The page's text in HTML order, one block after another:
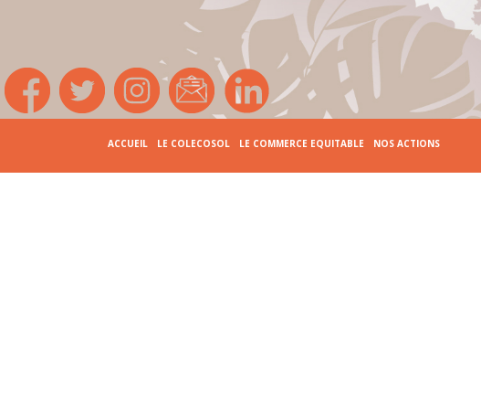
ACCUEIL LE COLECOSOL LE COMMERCE EQUITABLE NOS ACTIONS